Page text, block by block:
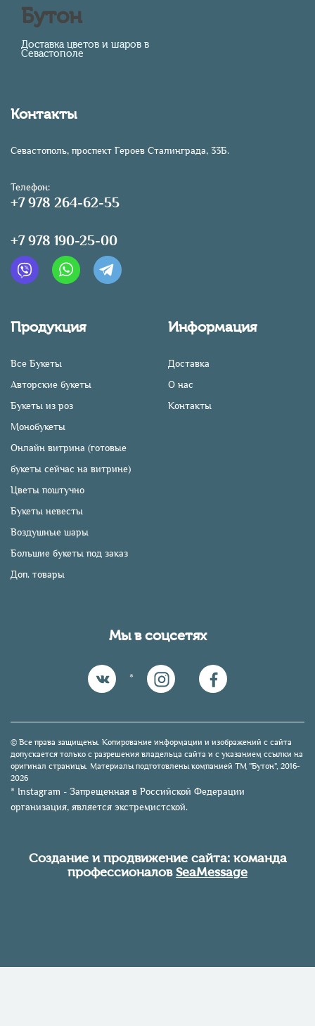
Бутон
Доставка цветов и шаров в
Севастополе
Контакты
Севастополь, проспект Героев Сталинграда, 33Б.
Телефон:
+7 978 264-62-55
+7 978 190-25-00
Продукция
Все Букеты
Авторские букеты
Букеты из роз
Монобукеты
Онлайн витрина (готовые
букеты сейчас на витрине)
Цветы поштучно
Букеты невесты
Воздушные шары
Большие букеты под заказ
Доп. товары
Информация
Доставка
О нас
Контакты
Мы в соцсетях
*
© Все права защищены. Копирование информации и изображений с сайта
допускается только с разрешения владельца сайта и с указанием ссылки на
оригинал страницы. Материалы подготовлены компанией TM "Бутон", 2016-
2026
* Instagram - Запрещенная в Российской Федерации
организация, является экстремистской.
Создание и продвижение сайта: команда
профессионаловSeaMessage